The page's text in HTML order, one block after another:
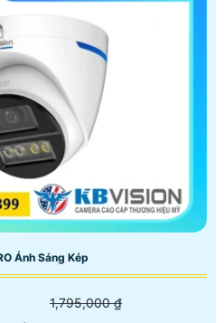
Ánh Sáng Kép
1,795,000 ₫